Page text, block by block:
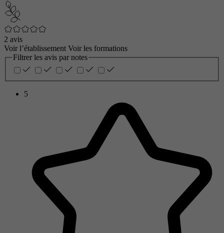
2 avis
Voir l’établissement Voir les formations
Filtrer les avis par notes
5